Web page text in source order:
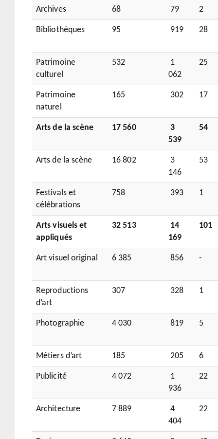
Archives 68 79 2
Bibliothèques 95 919 28
Patrimoine
culturel
532
1
062
25
Patrimoine
naturel
165 302 17
Arts de la scène 17 560
3
539
54
Arts de la scène 16 802
3
146
53
Festivals et
célébrations
758 393 1
Arts visuels et
appliqués
32 513
14
169
101
Art visuel original 6 385 856 -
Reproductions
d’art
307 328 1
Photographie 4 030 819 5
Métiers d’art 185 205 6
Publicité 4 072
1
936
22
Architecture 7 889
4
404
22